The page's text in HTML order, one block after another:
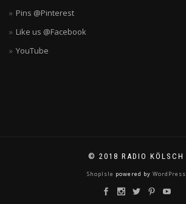
Pins @Pinterest
Like us @Facebook
YouTube
© 2018 RADIO KÖLSCH
ShopIsle powered by WordPress